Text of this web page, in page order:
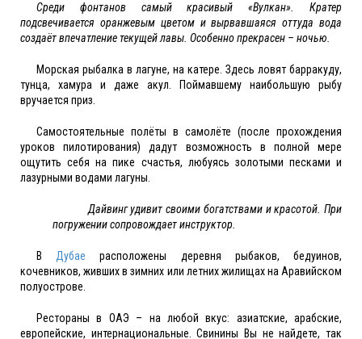
Среди фонтанов самый красивый «Вулкан». Кратер
подсвечивается оранжевым цветом и вырвавшаяся оттуда вода
создаёт впечатление текущей лавы. Особенно прекрасен – ночью.
Морская рыбалка в лагуне, на катере. Здесь ловят барракуду,
тунца, хамура и даже акул. Поймавшему наибольшую рыбу
вручается приз.
Самостоятельные полёты в самолёте (после прохождения
уроков пилотирования) дадут возможность в полной мере
ощутить себя на пике счастья, любуясь золотыми песками и
лазурными водами лагуны.
Дайвинг удивит своими богатствами и красотой. При
погружении сопровождает инструктор.
В Дубае расположены деревня рыбаков, бедуинов,
кочевников, живших в зимних или летних жилищах на Аравийском
полуострове.
Рестораны в ОАЭ – на любой вкус: азиатские, арабские,
европейские, интернациональные. Свинины Вы не найдете, так